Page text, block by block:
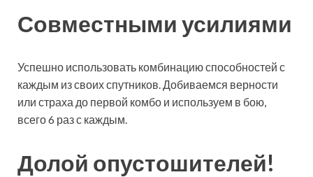
Совместными усилиями
Успешно использовать комбинацию способностей с
каждым из своих спутников. Добиваемся верности
или страха до первой комбо и используем в бою,
всего 6 раз с каждым.
Долой опустошителей!